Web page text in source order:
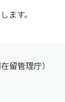
ます。
留管理庁）